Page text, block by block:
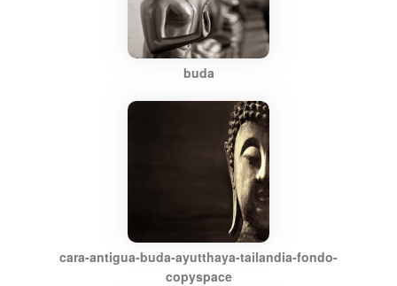
buda
cara-antigua-buda-ayutthaya-tailandia-fondo-
copyspace